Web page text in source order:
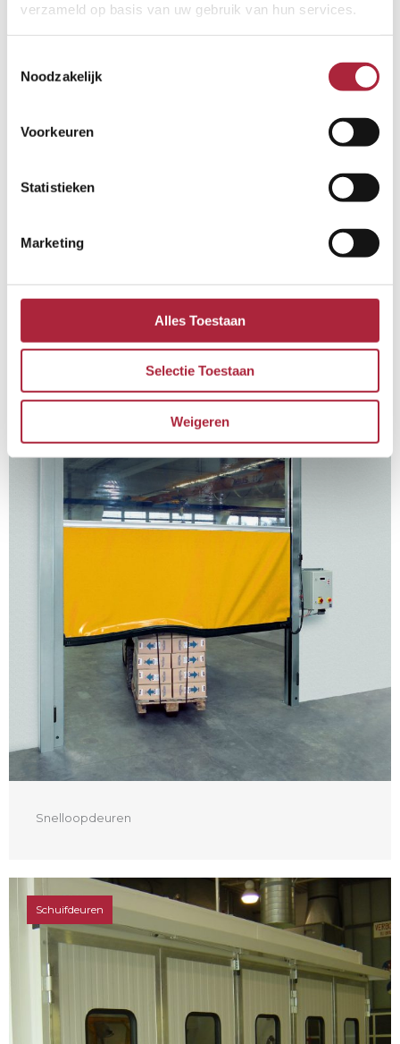
verzameld op basis van uw gebruik van hun services.
Noodzakelijk
Voorkeuren
Statistieken
Marketing
Alles Toestaan
Selectie Toestaan
Weigeren
Energie- en kostenbesparing
Snelloopdeuren
Schuifdeuren